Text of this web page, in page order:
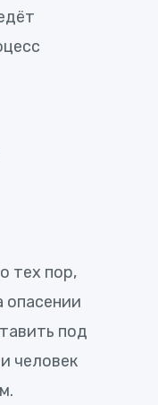
тех пор,
опасении
под
человек